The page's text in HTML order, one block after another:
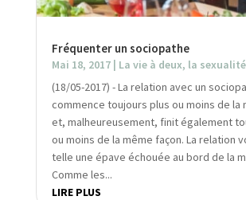
Fréquenter un sociopathe
Mai 18, 2017| La vie à deux, la
(18/05-2017) - La relation avec un
commence toujours plus ou moins de la
et, malheureusement, finit également
ou moins de la même façon. La relation
telle une épave échouée au bord de la
Comme les...
LIRE PLUS